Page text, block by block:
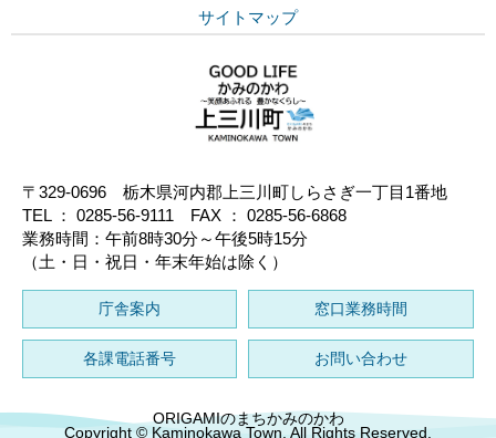
サイトマップ
〒329-0696 栃木県河内郡上三川町しらさぎ一丁目1番地
TEL ： 0285-56-9111 FAX ： 0285-56-6868
業務時間：午前8時30分～午後5時15分
（土・日・祝日・年末年始は除く）
庁舎案内 窓口業務時間
各課電話番号 お問い合わせ
ORIGAMIのまちかみのかわ
Copyright © Kaminokawa Town. All Rights Reserved.